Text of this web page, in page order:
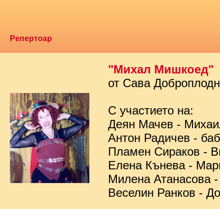
Репертоар
"Михал Мишкоед"
от Сава
С участието на:
Деян Мачев -
Антон Радичев -
Пламен Сираков -
Елена Кънева -
Милена Атанасова
Веселин Ранков -